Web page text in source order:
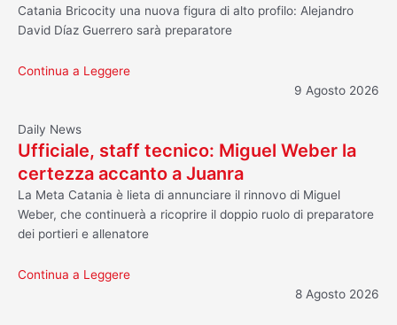
Catania Bricocity una nuova figura di alto profilo: Alejandro
David Díaz Guerrero sarà preparatore
Continua a Leggere
9 Agosto 2026
Daily News
Ufficiale, staff tecnico: Miguel Weber la
certezza accanto a Juanra
La Meta Catania è lieta di annunciare il rinnovo di Miguel
Weber, che continuerà a ricoprire il doppio ruolo di preparatore
dei portieri e allenatore
Continua a Leggere
8 Agosto 2026